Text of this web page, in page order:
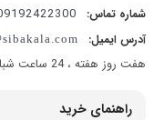
شماره تماس: | 04191010194
آدرس ایمیل:
هفت روز هفته ، 24 ساعت شبانه‌روز پاسخگوی شما هستیم.
راهنمای خرید